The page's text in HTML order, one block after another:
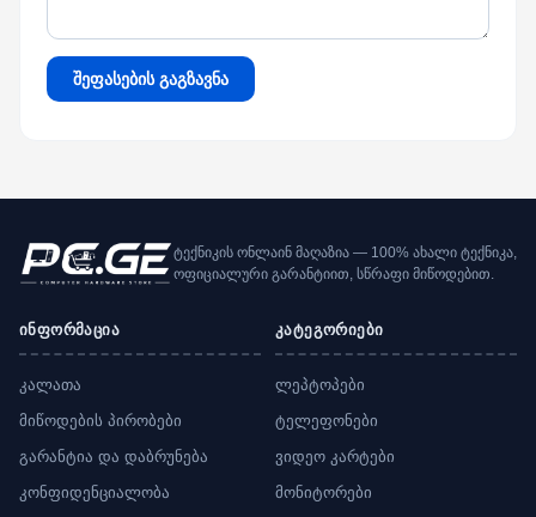
შეფასების გაგზავნა
ტექნიკის ონლაინ მაღაზია — 100% ახალი ტექნიკა,
ოფიციალური გარანტიით, სწრაფი მიწოდებით.
ინფორმაცია
კალათა
მიწოდების პირობები
გარანტია და დაბრუნება
კონფიდენციალობა
კატეგორიები
ლეპტოპები
ტელეფონები
ვიდეო კარტები
მონიტორები